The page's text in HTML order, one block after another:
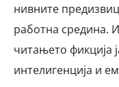
нивните
работна средина.
читањето фикција
интелигенција и